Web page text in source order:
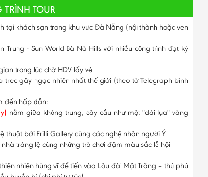
TOUR
tại khách sạn trong khu vực Đà Nẵng (nội thành hoặc ven
- Sun World Bà Nà Hills với nhiều công trình đạt kỷ
trong lúc chờ HDV lấy vé
treo gây ngạc nhiên nhất thế giới (theo tờ Telegraph bình
đến hấp dẫn:
nằm giữa không trung, cây cầu như một "dải lụa" vàng
thuật bởi Frilli Gallery cùng các nghệ nhân người Ý
tráng lệ cùng những trò chơi đậm màu sắc lễ hội
nhiên hùng vĩ để tiến vào Lâu đài Mặt Trăng – thủ phủ